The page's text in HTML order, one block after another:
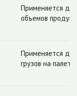
Применяется
объемов
Применяется
грузов на